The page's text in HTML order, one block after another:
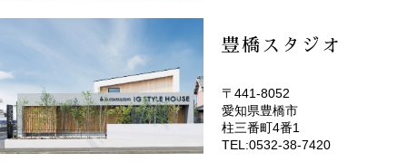
豊橋スタジオ
(EMOTOP豊橋)
〒441-8052
愛知県豊橋市
柱三番町4番1
TEL:0532-38-7420